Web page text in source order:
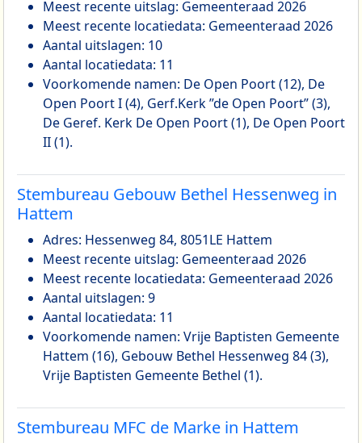
Meest recente uitslag: Gemeenteraad 2026
Meest recente locatiedata: Gemeenteraad 2026
Aantal uitslagen: 10
Aantal locatiedata: 11
Voorkomende namen: De Open Poort (12), De
Open Poort I (4), Gerf.Kerk ”de Open Poort” (3),
De Geref. Kerk De Open Poort (1), De Open Poort
II (1).
Stembureau Gebouw Bethel Hessenweg in
Hattem
Adres: Hessenweg 84, 8051LE Hattem
Meest recente uitslag: Gemeenteraad 2026
Meest recente locatiedata: Gemeenteraad 2026
Aantal uitslagen: 9
Aantal locatiedata: 11
Voorkomende namen: Vrije Baptisten Gemeente
Hattem (16), Gebouw Bethel Hessenweg 84 (3),
Vrije Baptisten Gemeente Bethel (1).
Stembureau MFC de Marke in Hattem